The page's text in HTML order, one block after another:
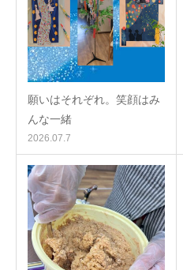
願いはそれぞれ。笑顔はみ
んな一緒
2026.07.7